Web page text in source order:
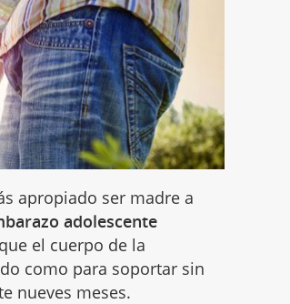
apropiado ser madre a
adolescente
el cuerpo de la
como para soportar sin
nueves meses.